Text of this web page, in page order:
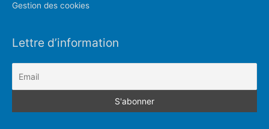
Gestion des cookies
Lettre d’information